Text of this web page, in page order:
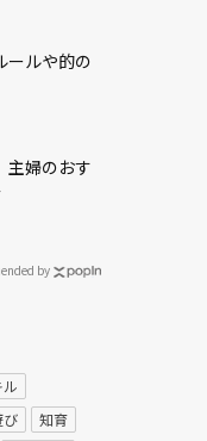
ールや的の
主婦のおす
by
び
知育